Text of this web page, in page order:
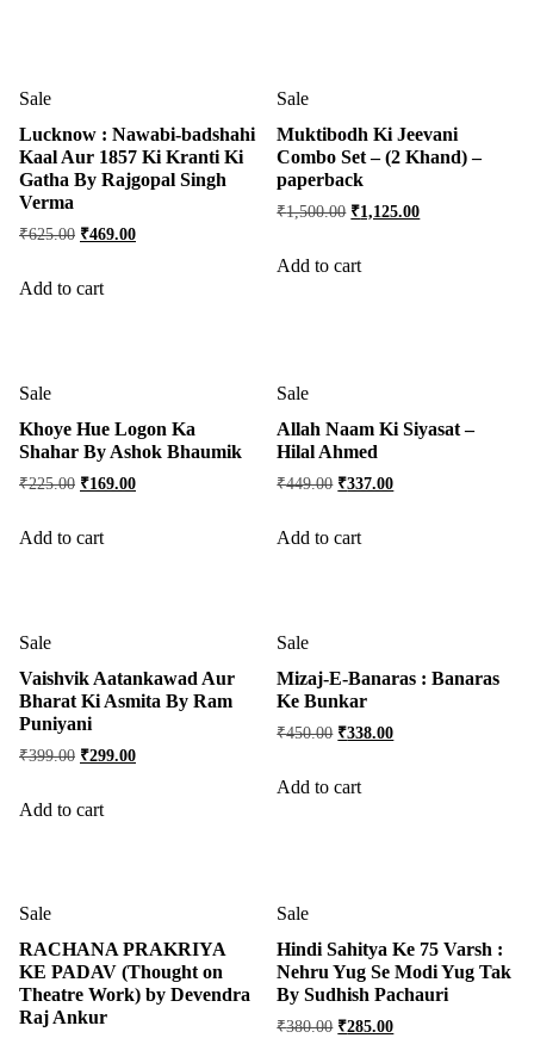
Sale
Lucknow : Nawabi-badshahi
Kaal Aur 1857 Ki Kranti Ki
Gatha By Rajgopal Singh
Verma
₹625.00 ₹469.00
Add to cart
Sale
Muktibodh Ki Jeevani
Combo Set – (2 Khand) –
paperback
₹1,500.00 ₹1,125.00
Add to cart
Sale
Khoye Hue Logon Ka
Shahar By Ashok Bhaumik
₹225.00 ₹169.00
Add to cart
Sale
Allah Naam Ki Siyasat –
Hilal Ahmed
₹449.00 ₹337.00
Add to cart
Sale
Vaishvik Aatankawad Aur
Bharat Ki Asmita By Ram
Puniyani
₹399.00 ₹299.00
Add to cart
Sale
Mizaj-E-Banaras : Banaras
Ke Bunkar
₹450.00 ₹338.00
Add to cart
Sale
RACHANA PRAKRIYA
KE PADAV (Thought on
Theatre Work) by Devendra
Raj Ankur
Sale
Hindi Sahitya Ke 75 Varsh :
Nehru Yug Se Modi Yug Tak
By Sudhish Pachauri
₹380.00 ₹285.00